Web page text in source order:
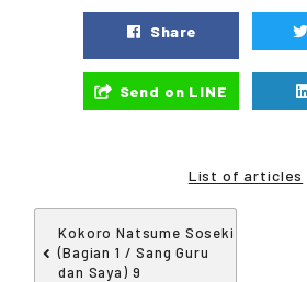
Share
Send on LINE
List of articles
Kokoro Natsume Soseki
(Bagian 1 / Sang Guru
dan Saya) 9